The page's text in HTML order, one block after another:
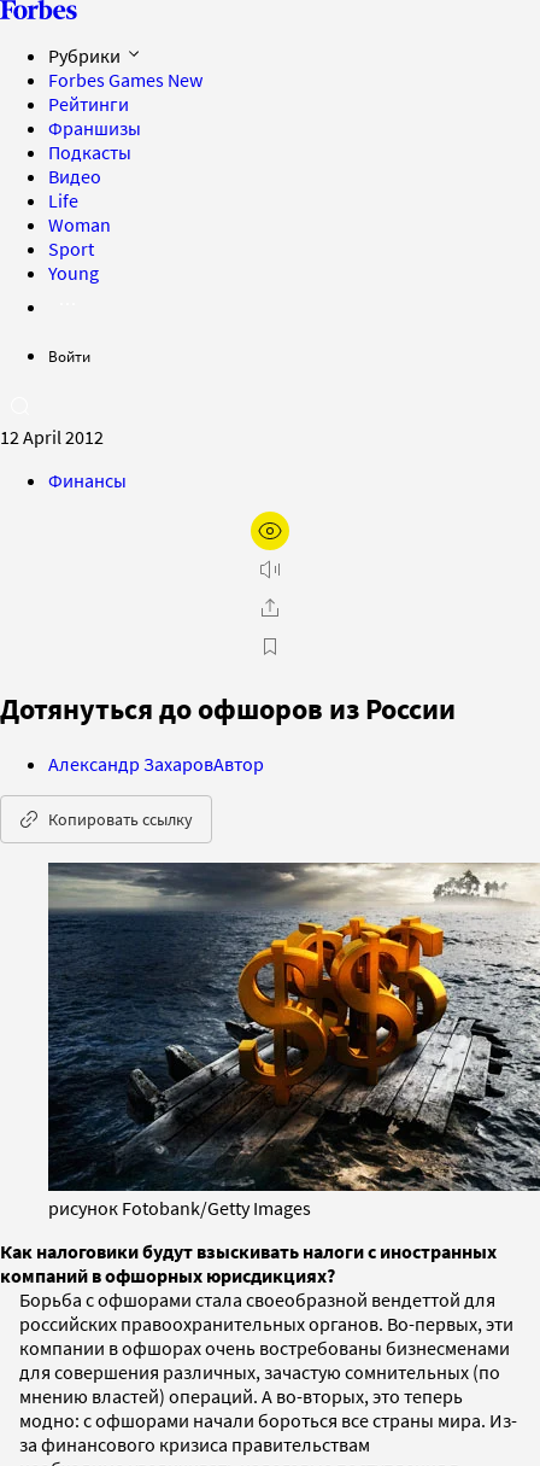
Рубрики
Forbes Games New
Рейтинги
Франшизы
Подкасты
Видео
Life
Woman
Sport
Young
Войти
12 April 2012
Финансы
Дотянуться до офшоров из России
Александр ЗахаровАвтор
Копировать ссылку
рисунок Fotobank/Getty Images
Как налоговики будут взыскивать налоги с иностранных
компаний в офшорных юрисдикциях?
Борьба с офшорами стала своеобразной вендеттой для
российских правоохранительных органов. Во-первых, эти
компании в офшорах очень востребованы бизнесменами
для совершения различных, зачастую сомнительных (по
мнению властей) операций. А во-вторых, это теперь
модно: с офшорами начали бороться все страны мира. Из-
за финансового кризиса правительствам